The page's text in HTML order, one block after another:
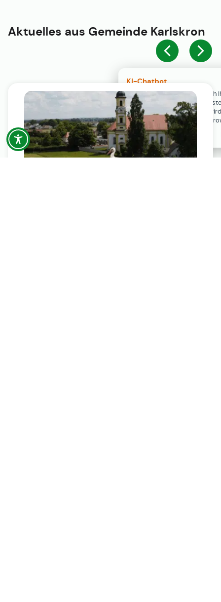
KI-Chatbot
Der KI-Chatbot steht erst nach
Einwilligung in den Cookie-
Verfügung. Der Chat-Verlauf
ausschließlich lokal in Ihrem
gespeichert.
Aktuelles aus Gemeinde Karlskron